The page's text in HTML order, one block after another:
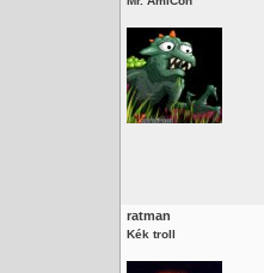
ratman
Kék troll